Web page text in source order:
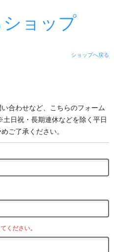
ョップ
ショップへ戻る
合わせなど、こちらのフォーム
日祝・長期連休などを除く平日
ご了承ください。
ください。